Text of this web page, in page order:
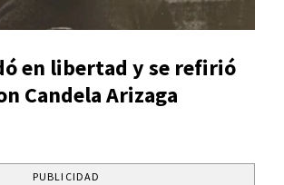
en libertad y se refirió
Candela Arizaga
PUBLICIDAD